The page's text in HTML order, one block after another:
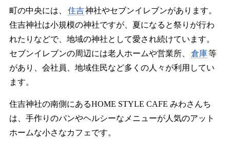
町の中央には、 住吉神社やセブンイレブンがあります。
住吉神社は小規模の神社ですが、夏になると祭りが行わ
れたりなどで、地域の神社として愛され続けています。
セブンイレブンの周辺には老人ホームや営業所、
倉庫等
があり、会社員、地域住民など多くの人々が利用してい
ます。
住吉神社の南側にあるHOME STYLE CAFE みわさんち
は、手作りのパンやヘルシーなメニューが人気のアット
ホームな小さなカフェです。